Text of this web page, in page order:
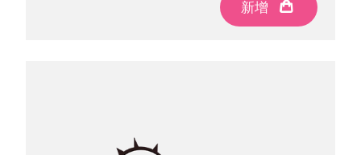
新增
新增
新增